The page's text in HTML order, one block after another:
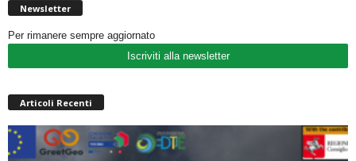
Newsletter
Per rimanere sempre aggiornato
Iscriviti alla newsletter
Articoli Recenti